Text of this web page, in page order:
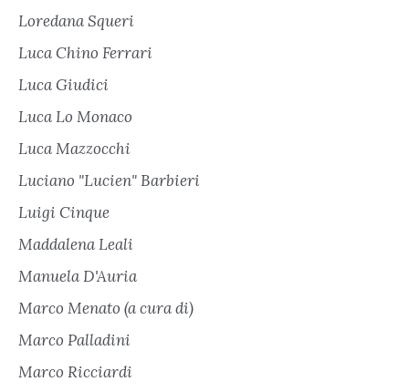
Loredana Squeri
Luca Chino Ferrari
Luca Giudici
Luca Lo Monaco
Luca Mazzocchi
Luciano "Lucien" Barbieri
Luigi Cinque
Maddalena Leali
Manuela D'Auria
Marco Menato (a cura di)
Marco Palladini
Marco Ricciardi